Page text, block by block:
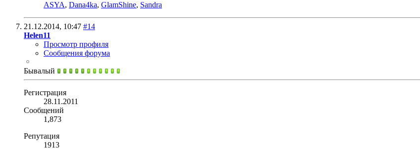
ASYA, Dana4ka, GlamShine, Sandra
21.12.2014, 10:47 #14
Helen11
Просмотр профиля
Сообщения форума
Бывалый
Регистрация
28.11.2011
Сообщений
1,873
Репутация
1913